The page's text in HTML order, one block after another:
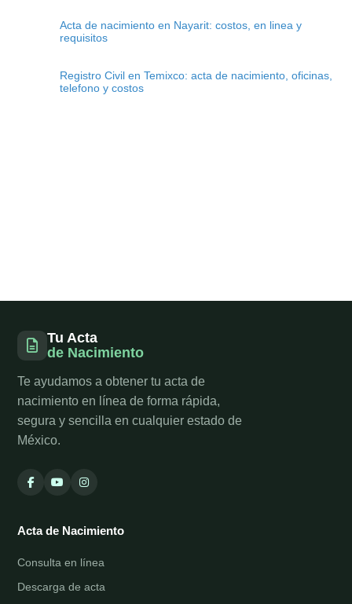
Acta de nacimiento en Nayarit: costos, en linea y
requisitos
Registro Civil en Temixco: acta de nacimiento, oficinas,
telefono y costos
Tu Acta
de Nacimiento
Te ayudamos a obtener tu acta de
nacimiento en línea de forma rápida,
segura y sencilla en cualquier estado de
México.
Acta de Nacimiento
Consulta en línea
Descarga de acta